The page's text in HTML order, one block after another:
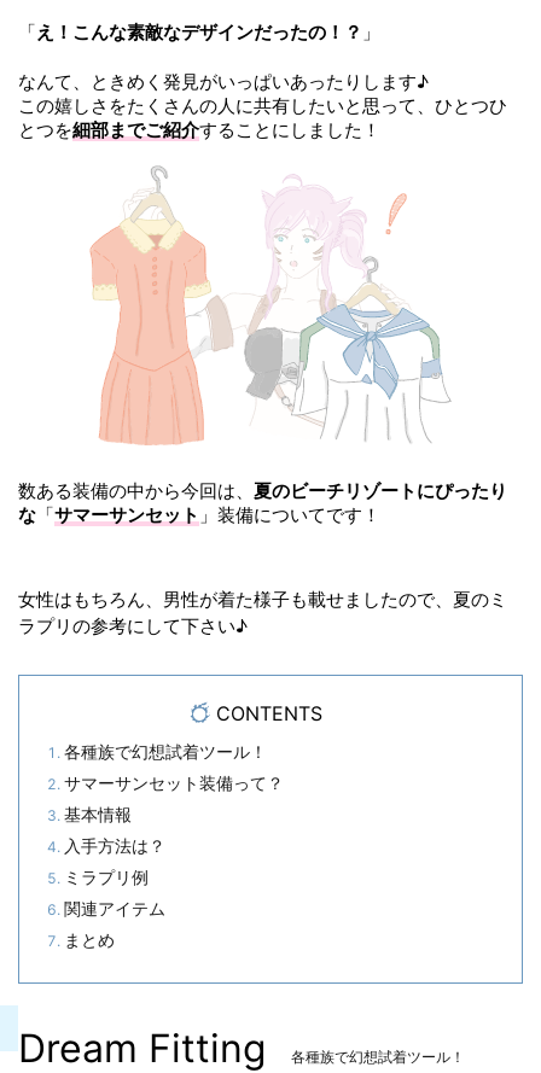
「え！こんな素敵なデザインだったの！？ 」
なんて、ときめく発見がいっぱいあったりします♪
この嬉しさをたくさんの人に共有したいと思って、ひとつひ
とつを細部までご紹介することにしました！
数ある装備の中から今回は、 夏のビーチリゾートにぴったり
な 「サマーサンセット 」装備についてです！
女性はもちろん、男性が着た様子も載せましたので、夏のミ
ラプリの参考にして下さい♪
CONTENTS
各種族で幻想試着ツール！
サマーサンセット装備って？
基本情報
入手方法は？
ミラプリ例
関連アイテム
まとめ
Dream Fitting 各種族で幻想試着ツール！